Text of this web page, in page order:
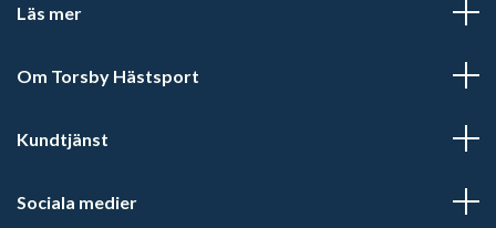
Läs mer
Om Torsby Hästsport
Kundtjänst
Sociala medier